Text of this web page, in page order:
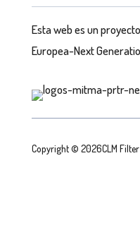
Esta web es un
Europea-Next
Copyright © 2026CLM Filter